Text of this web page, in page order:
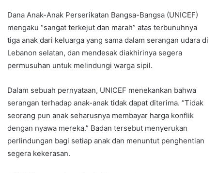
Dana Anak-Anak Perserikatan Bangsa-Bangsa (UNICEF)
mengaku “sangat terkejut dan marah” atas terbunuhnya
tiga anak dari keluarga yang sama dalam serangan udara di
Lebanon selatan, dan mendesak diakhirinya segera
permusuhan untuk melindungi warga sipil.
Dalam sebuah pernyataan, UNICEF menekankan bahwa
serangan terhadap anak-anak tidak dapat diterima. “Tidak
seorang pun anak seharusnya membayar harga konflik
dengan nyawa mereka.” Badan tersebut menyerukan
perlindungan bagi setiap anak dan menuntut penghentian
segera kekerasan.